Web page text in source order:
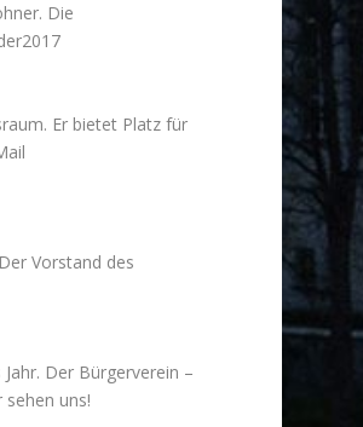
Die
Er bietet Platz für
Vorstand des
Der Bürgerverein –
uns!